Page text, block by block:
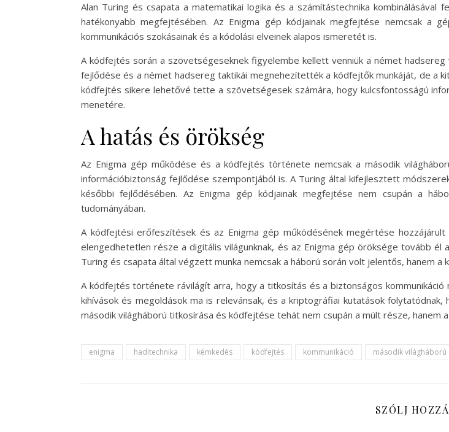
Alan Turing és csapata a matematikai logika és a számítástechnika
hatékonyabb megfejtésében. Az Enigma gép kódjainak megfejtése nemcsak a
kommunikációs szokásainak és a kódolási elveinek alapos ismeretét is.
A kódfejtés során a szövetségeseknek figyelembe kellett venniük a német
fejlődése és a német hadsereg taktikái megnehezítették a kódfejtők munkáját, de a
kódfejtés sikere lehetővé tette a szövetségesek számára, hogy kulcsfontosságú
menetére.
A hatás és örökség
Az Enigma gép működése és a kódfejtés története nemcsak a második
információbiztonság fejlődése szempontjából is. A Turing által kifejlesztett
későbbi fejlődésében. Az Enigma gép kódjainak megfejtése nem csupán a
tudományában.
A kódfejtési erőfeszítések és az Enigma gép működésének megértése
elengedhetetlen része a digitális világunknak, és az Enigma gép öröksége tovább
Turing és csapata által végzett munka nemcsak a háború során volt jelentős, hanem a
A kódfejtés története rávilágít arra, hogy a titkosítás és a biztonságos
kihívások és megoldások ma is relevánsak, és a kriptográfiai kutatások
második világháború titkosírása és kódfejtése tehát nem csupán a múlt része, hanem
enigma haditechnika kémkedés kódfejtés kommunikáció második világháború
SZÓLJ HOZZÁ